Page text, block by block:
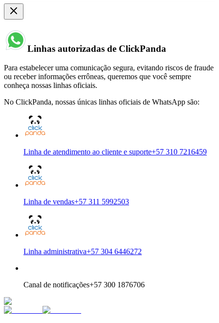
Linhas autorizadas de ClickPanda
Para estabelecer uma comunicação segura, evitando riscos de fraude
ou receber informações errôneas, queremos que você sempre
conheça nossas linhas oficiais.
No ClickPanda, nossas únicas linhas oficiais de WhatsApp são:
Linha de atendimento ao cliente e suporte+57 310 7216459
Linha de vendas+57 311 5992503
Linha administrativa+57 304 6446272
Canal de notificações+57 300 1876706